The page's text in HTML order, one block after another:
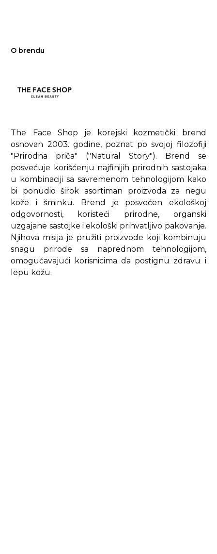
O brendu
The Face Shop je korejski kozmetički brend
osnovan 2003. godine, poznat po svojoj filozofiji
"Prirodna priča" ("Natural Story"). Brend se
posvećuje korišćenju najfinijih prirodnih sastojaka
u kombinaciji sa savremenom tehnologijom kako
bi ponudio širok asortiman proizvoda za negu
kože i šminku. Brend je posvećen ekološkoj
odgovornosti, koristeći prirodne, organski
uzgajane sastojke i ekološki prihvatljivo pakovanje.
Njihova misija je pružiti proizvode koji kombinuju
snagu prirode sa naprednom tehnologijom,
omogućavajući korisnicima da postignu zdravu i
lepu kožu.